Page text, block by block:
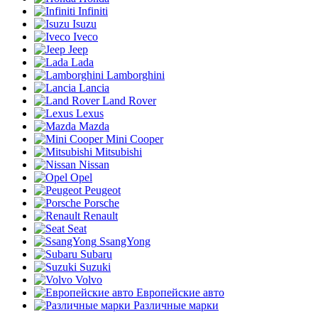
Infiniti
Isuzu
Iveco
Jeep
Lada
Lamborghini
Lancia
Land Rover
Lexus
Mazda
Mini Cooper
Mitsubishi
Nissan
Opel
Peugeot
Porsche
Renault
Seat
SsangYong
Subaru
Suzuki
Volvo
Европейские авто
Различные марки